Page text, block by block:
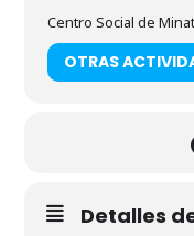
Centro Social de
OTRAS
Detalles